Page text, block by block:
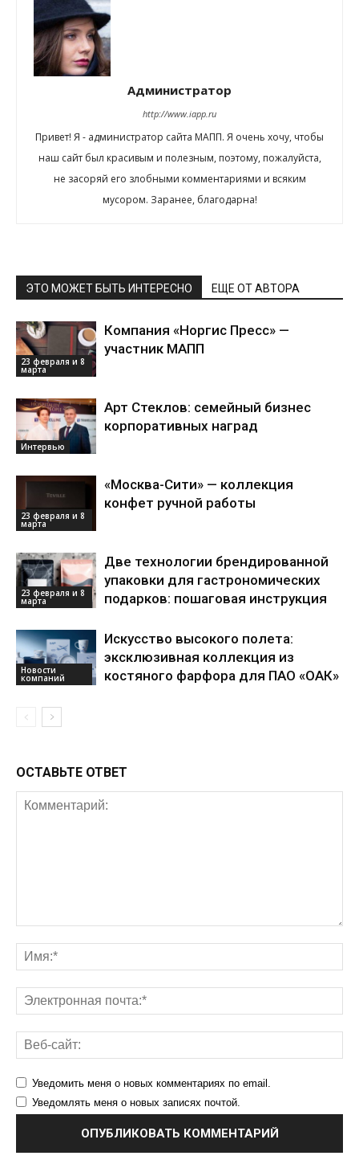
Администратор
http://www.iapp.ru
Привет! Я - администратор сайта МАПП. Я очень хочу, чтобы
наш сайт был красивым и полезным, поэтому, пожалуйста,
не засоряй его злобными комментариями и всяким
мусором. Заранее, благодарна!
ЭТО МОЖЕТ БЫТЬ ИНТЕРЕСНО ЕЩЕ ОТ АВТОРА
23 февраля и 8
марта
Компания «Норгис Пресс» —
участник МАПП
Интервью
Арт Стеклов: семейный бизнес
корпоративных наград
23 февраля и 8
марта
«Москва-Сити» — коллекция
конфет ручной работы
23 февраля и 8
марта
Две технологии брендированной
упаковки для гастрономических
подарков: пошаговая инструкция
Новости
компаний
Искусство высокого полета:
эксклюзивная коллекция из
костяного фарфора для ПАО «ОАК»
ОСТАВЬТЕ ОТВЕТ
Уведомить меня о новых комментариях по email.
Уведомлять меня о новых записях почтой.